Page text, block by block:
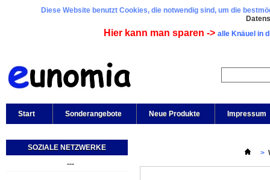
Diese Website benutzt Cookies, die notwendig sind, um die
Hier kann man sparen -> alle Knäuel in
Start Sonderangebote Neue Produkte Impressum
SOZIALE NETZWERKE
---
>